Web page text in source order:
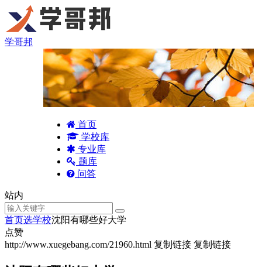
学哥邦
首页
学校库
专业库
题库
问答
站内
首页选学校沈阳有哪些好大学
点赞
http://www.xuegebang.com/21960.html 复制链接 复制链接